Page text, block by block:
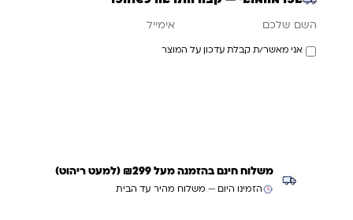
אני מאשר/ת קבלת עדכון על המוצר
משלוח חינם בהזמנה מעל ₪299 (למעט ריהוט)
הזמינו היום — משלוח מהיר עד הבית